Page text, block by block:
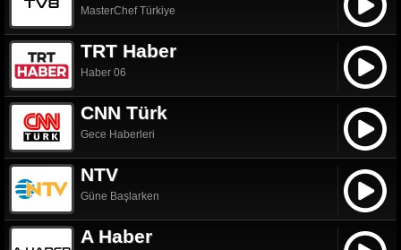
MasterChef Türkiye
TRT Haber
Haber 06
CNN Türk
Gece Haberleri
NTV
Güne Başlarken
A Haber